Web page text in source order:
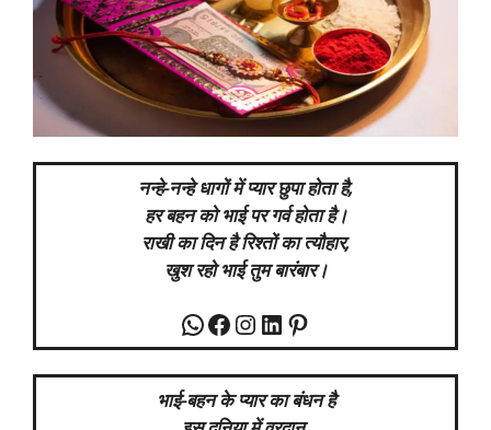
नन्हे-नन्हे धागों में प्यार छुपा होता है,
हर बहन को भाई पर गर्व होता है।
राखी का दिन है रिश्तों का त्यौहार,
खुश रहो भाई तुम बारंबार।
WhatsApp
Facebook
Instagram
LinkedIn
Pinterest
भाई-बहन के प्यार का बंधन है